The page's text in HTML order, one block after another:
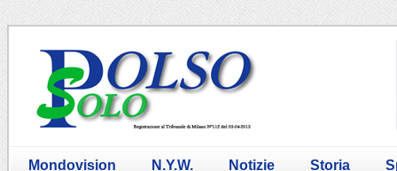
Mondovision N.Y.W. Notizie Storia